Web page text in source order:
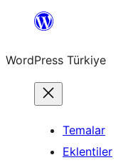
İçeriğe
WordPress Türkiye
Temalar
Eklentiler